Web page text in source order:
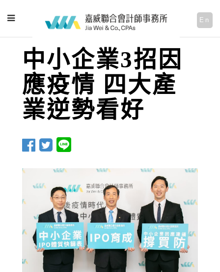
En
中小企業3招因
應疫情 四大產
業逆勢看好